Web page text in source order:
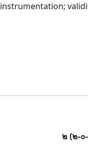
๒(๒-๐-